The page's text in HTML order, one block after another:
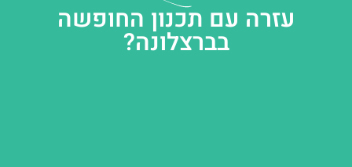
עזרה עם תכנון החופשה
בברצלונה?